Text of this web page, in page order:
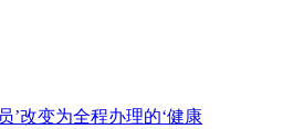
’改变为全程办理的‘健康